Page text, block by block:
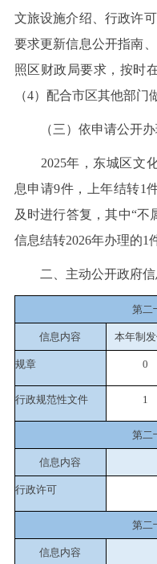
文旅设施介绍、行政许
要求更新信息公开指南
照区财政局要求，按时
（4）配合市区其他部门
（三）依申请公开办
2025年，东城区文化
息申请9件，上年结转1
及时进行答复，其中“不
信息结转2026年办理的1
二、主动公开政府信
第二
信息内容 本年制
规章 0
行政规范性文件 1
第二
信息内容
行政许可
第二
信息内容